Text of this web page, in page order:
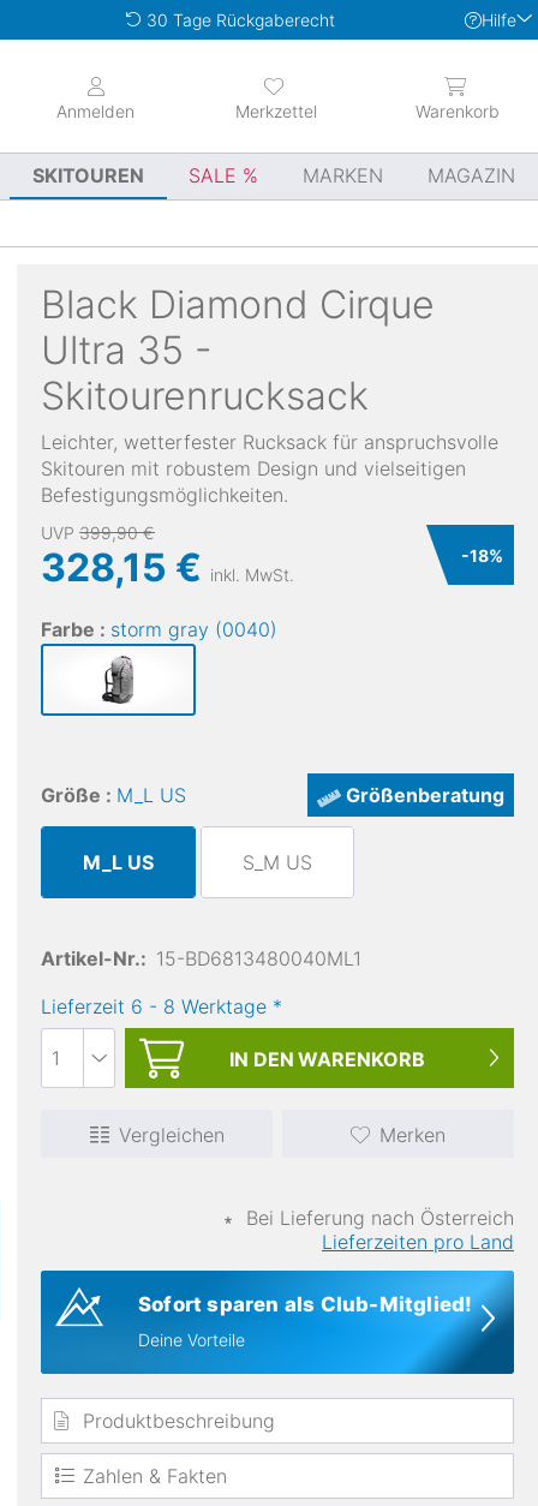
30 Tage Rückgaberecht Hilfe
Merkzettel
Anmelden Warenkorb
SKITOUREN SALE MARKEN MAGAZIN
Black Diamond Cirque
Ultra 35 -
Skitourenrucksack
Leichter, wetterfester Rucksack für anspruchsvolle
Skitouren mit robustem Design und vielseitigen
Befestigungsmöglichkeiten.
UVP 399,90 €
328,15 € inkl. MwSt.
-18%
Farbe : storm gray (0040)
Größe : M_L US Größenberatung
M_L US S_M US
Artikel-Nr.: 15-BD6813480040ML1
Lieferzeit 6 - 8 Werktage *
IN DEN WARENKORB
Vergleichen Merken
∗
Bei Lieferung nach Österreich
Lieferzeiten pro Land
Sofort sparen als Club-Mitglied!
Deine Vorteile
Produktbeschreibung
Zahlen & Fakten
Nylon